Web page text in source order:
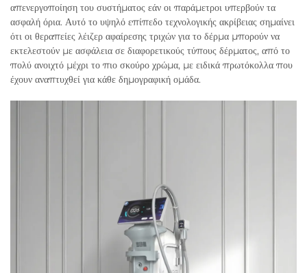
απενεργοποίηση του συστήματος εάν οι παράμετροι υπερβούν τα
ασφαλή όρια. Αυτό το υψηλό επίπεδο τεχνολογικής ακρίβειας σημαίνει
ότι οι θεραπείες λέιζερ αφαίρεσης τριχών για το δέρμα μπορούν να
εκτελεστούν με ασφάλεια σε διαφορετικούς τύπους δέρματος, από το
πολύ ανοιχτό μέχρι το πιο σκούρο χρώμα, με ειδικά πρωτόκολλα που
έχουν αναπτυχθεί για κάθε δημογραφική ομάδα.